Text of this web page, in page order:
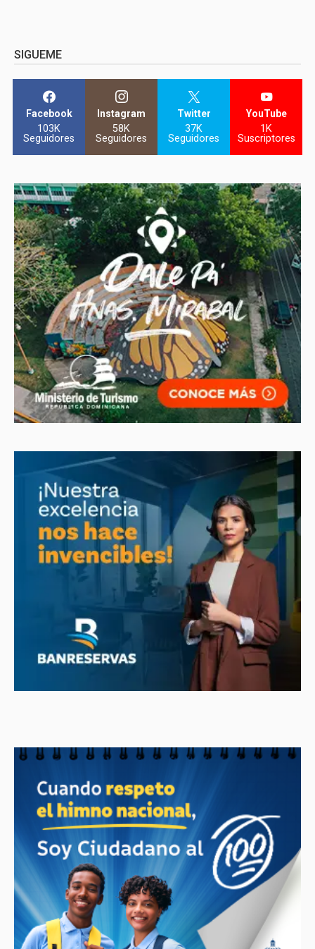
SIGUEME
Facebook
103K
Seguidores
Instagram
58K
Seguidores
Twitter
37K
Seguidores
YouTube
1K
Suscriptores